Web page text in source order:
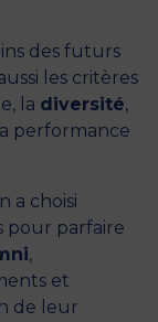
des futurs
les critères
la diversité,
performance
a choisi
pour parfaire
,
et
de leur